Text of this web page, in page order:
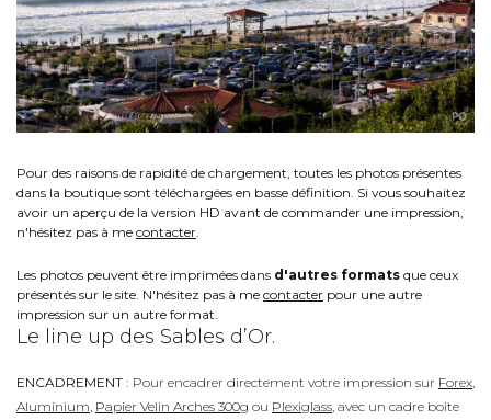
Pour des raisons de rapidité de chargement, toutes les photos présentes
dans la boutique sont téléchargées en basse définition. Si vous souhaitez
avoir un aperçu de la version HD avant de commander une impression,
n'hésitez pas à me contacter
Les photos peuvent être imprimées dans d'autres formats que ceux
présentés sur le site. N'hésitez pas à me contacter pour une autre
impression sur un autre format.
Le line up des Sables d’Or.
ENCADREMENT : Pour encadrer directement votre impression sur Forex
Aluminium Papier Velin Arches 300g ou Plexiglass , avec un cadre boite